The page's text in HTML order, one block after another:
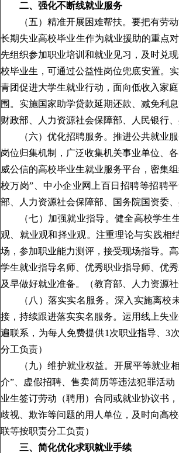
二、强化不断线就业服务
（五）精准开展困难帮扶。 要把有劳
长期失业高校毕业生作为就业援助的重点
先组织参加职业培训和就业见习，及时兑
校毕业生，可通过公益性岗位兜底安置。
青团促进大学生就业行动，面向低收入家
围。实施国家助学贷款延期还款、减免利
财政部、人力资源社会保障部、人民银行
（六）优化招聘服务。 推进公共就业
岗位归集机制，广泛收集机关事业单位、
威公信的高校毕业生就业服务平台，密集
校万岗”、中小企业网上百日招聘等招聘
部、人力资源社会保障部、国务院国资委
（七）加强就业指导。 健全高校学生
观、就业观和择业观。注重理论与实践相
场，参加职业能力测评，接受现场指导。
学生就业指导名师、优秀职业指导师、优
及早做好就业准备。
（教育部、人力资源
（八）落实实名服务。 深入实施离校
接，持续跟进落实实名服务。运用线上失
遍联系，为每人免费提供1次职业指导、3
分工负责）
（九）维护就业权益。 开展平等就业
介”、虚假招聘、售卖简历等违法犯罪活
业生签订劳动（聘用）合同或就业协议书
歧视、欺诈等问题的用人单位，及时向高校
联等按职责分工负责）
三、简化优化求职就业手续